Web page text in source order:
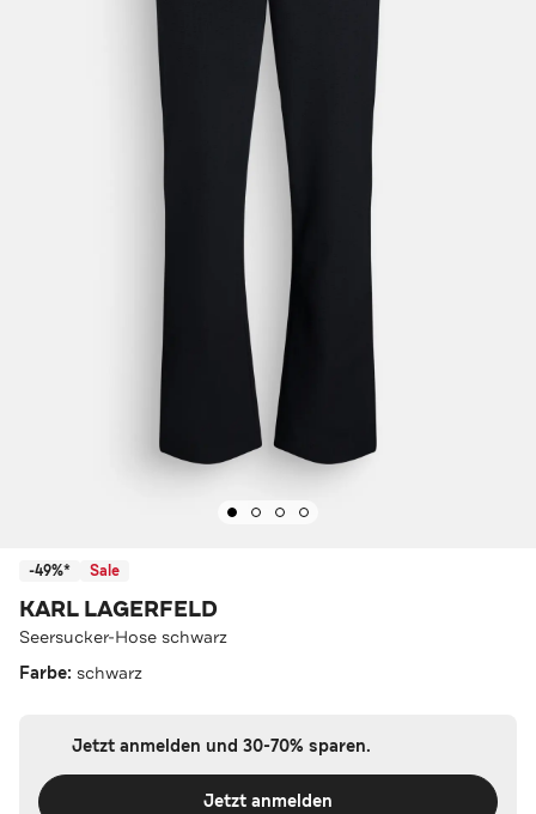
-49%* Sale
KARL LAGERFELD
Seersucker-Hose schwarz
Farbe: schwarz
Jetzt anmelden und 30-70% sparen.
Jetzt anmelden